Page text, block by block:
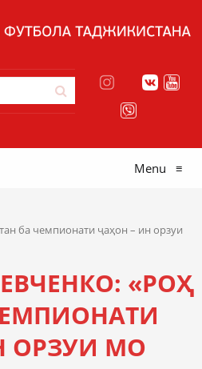
Menu ≡
ба чемпионати ҷаҳон – ин орзуи
«РОҲ
ОРЗУИ МО